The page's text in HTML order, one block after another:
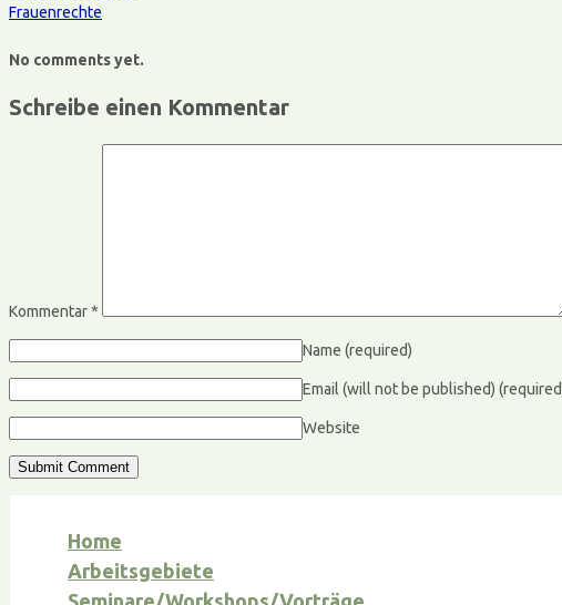
Frauenrechte
No comments yet.
Schreibe einen Kommentar
Kommentar*
Name (required)
Email (will not be published)
Website
Home
Arbeitsgebiete